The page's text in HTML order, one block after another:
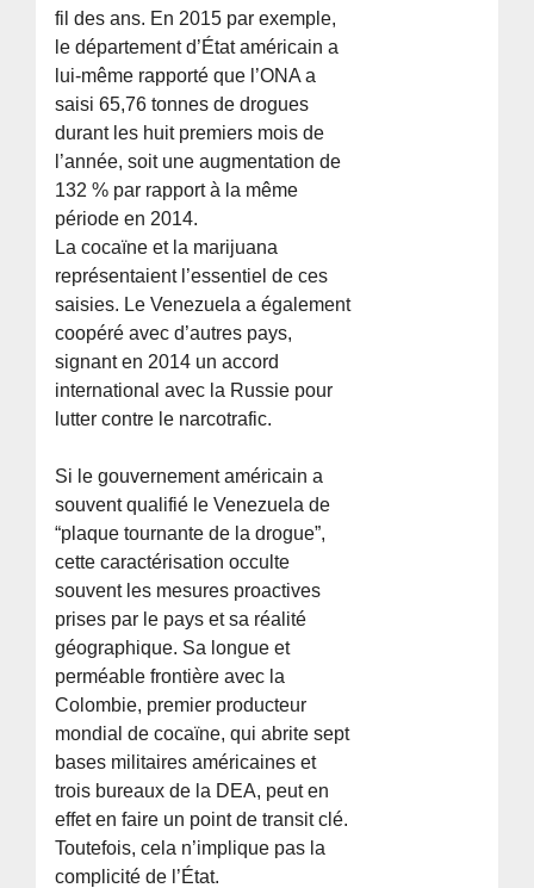
fil des ans. En 2015 par exemple,
le département d’État américain a
lui-même rapporté que l’ONA a
saisi 65,76 tonnes de drogues
durant les huit premiers mois de
l’année, soit une augmentation de
132 % par rapport à la même
période en 2014.
La cocaïne et la marijuana
représentaient l’essentiel de ces
saisies. Le Venezuela a également
coopéré avec d’autres pays,
signant en 2014 un accord
international avec la Russie pour
lutter contre le narcotrafic.
Si le gouvernement américain a
souvent qualifié le Venezuela de
“plaque tournante de la drogue”,
cette caractérisation occulte
souvent les mesures proactives
prises par le pays et sa réalité
géographique. Sa longue et
perméable frontière avec la
Colombie, premier producteur
mondial de cocaïne, qui abrite sept
bases militaires américaines et
trois bureaux de la DEA, peut en
effet en faire un point de transit clé.
Toutefois, cela n’implique pas la
complicité de l’État.